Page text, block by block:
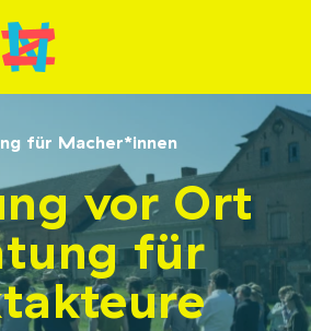
für Macher*innen
vor Ort
für